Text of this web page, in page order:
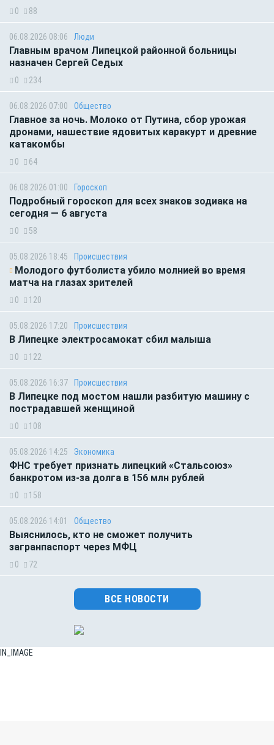
0 88
06.08.2026 08:06 Люди
Главным врачом Липецкой районной больницы
назначен Сергей Седых
0 234
06.08.2026 07:00 Общество
Главное за ночь. Молоко от Путина, сбор урожая
дронами, нашествие ядовитых каракурт и древние
катакомбы
0 64
06.08.2026 01:00 Гороскоп
Подробный гороскоп для всех знаков зодиака на
сегодня — 6 августа
0 58
05.08.2026 18:45 Происшествия
Молодого футболиста убило молнией во время
матча на глазах зрителей
0 120
05.08.2026 17:20 Происшествия
В Липецке электросамокат сбил малыша
0 122
05.08.2026 16:37 Происшествия
В Липецке под мостом нашли разбитую машину с
пострадавшей женщиной
0 108
05.08.2026 14:25 Экономика
ФНС требует признать липецкий «Стальсоюз»
банкротом из-за долга в 156 млн рублей
0 158
05.08.2026 14:01 Общество
Выяснилось, кто не сможет получить
загранпаспорт через МФЦ
0 72
ВСЕ НОВОСТИ
IN_IMAGE